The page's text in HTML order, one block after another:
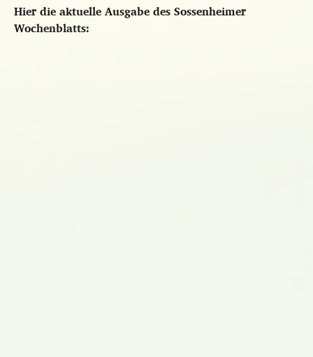
Hier die aktuelle Ausgabe des Sossenheimer
Wochenblatts: